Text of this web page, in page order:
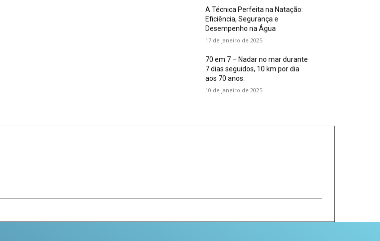
A Técnica Perfeita na Natação:
Eficiência, Segurança e
Desempenho na Água
17 de janeiro de 2025
70 em 7 – Nadar no mar durante
7 dias seguidos, 10 km por dia
aos 70 anos.
10 de janeiro de 2025